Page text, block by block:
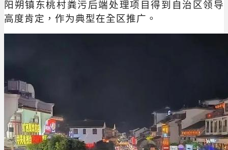
阳朔镇东桃村粪污后端处理项目得到自治区领导
高度肯定，作为典型在全区推广。